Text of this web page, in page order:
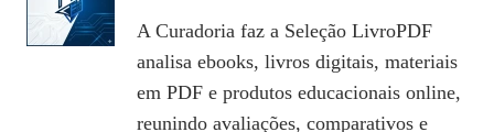
A Curadoria faz a Seleção LivroPDF
analisa ebooks, livros digitais, materiais
em PDF e produtos educacionais online,
reunindo avaliações, comparativos e